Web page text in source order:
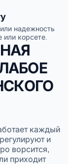
надежность
корсете.
каждый
и
ворсится,
приходит